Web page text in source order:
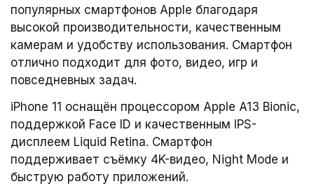
популярных смартфонов Apple благодаря
высокой производительности, качественным
камерам и удобству использования. Смартфон
отлично подходит для фото, видео, игр и
повседневных задач.
iPhone 11 оснащён процессором Apple A13 Bionic,
поддержкой Face ID и качественным IPS-
дисплеем Liquid Retina. Смартфон
поддерживает съёмку 4K-видео, Night Mode и
быструю работу приложений.